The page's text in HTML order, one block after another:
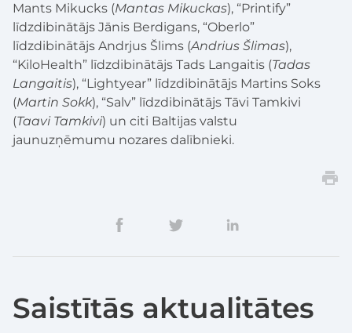
Mants Mikucks (Mantas Mikuckas), “Printify”
līdzdibinātājs Jānis Berdigans, “Oberlo”
līdzdibinātājs Andrjus Šlims (Andrius Šlimas),
“KiloHealth” līdzdibinātājs Tads Langaitis (Tadas
Langaitis), “Lightyear” līdzdibinātājs Martins Soks
(Martin Sokk), “Salv” līdzdibinātājs Tāvi Tamkivi
(Taavi Tamkivi) un citi Baltijas valstu
jaunuzņēmumu nozares dalībnieki.
Saistītās aktualitātes